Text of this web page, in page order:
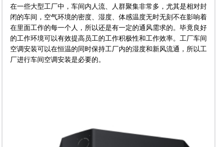
在一些大型工厂中，车间内人流、人群聚集非常多，尤其是相对封
闭的车间，空气环境的密度、湿度、体感温度无时无刻不在影响着
在里面工作的每一个人，所以还是有一定的通风需求的。毕竟良好
的工作环境可以有效提高员工的工作积极性和工作效率。工厂车间
空调安装可以在恒温的同时保持工厂内的湿度和新风流通，所以工
厂进行车间空调安装是必要的。